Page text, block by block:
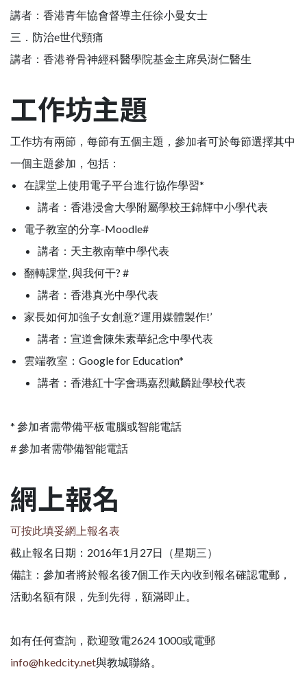
講者：香港青年協會督導主任徐小曼女士
三．防治e世代頸痛
講者：香港脊骨神經科醫學院基金主席吳澍仁醫生
工作坊主題
工作坊有兩節，每節有五個主題，參加者可於每節選擇其中
一個主題參加，包括：
在課堂上使用電子平台進行協作學習*
講者：香港浸會大學附屬學校王錦輝中小學代表
電子教室的分享-Moodle#
講者：天主教南華中學代表
翻轉課堂, 與我何干? #
講者：香港真光中學代表
家長如何加強子女創意?‘運用媒體製作!’
講者：宣道會陳朱素華紀念中學代表
雲端教室：Google for Education*
講者：香港紅十字會瑪嘉烈戴麟趾學校代表
* 參加者需帶備平板電腦或智能電話
# 參加者需帶備智能電話
網上報名
可按此填妥網上報名表
截止報名日期：2016年1月27日（星期三）
備註：參加者將於報名後7個工作天內收到報名確認電郵，
活動名額有限，先到先得，額滿即止。
如有任何查詢，歡迎致電2624 1000或電郵
info@hkedcity.net與教城聯絡。